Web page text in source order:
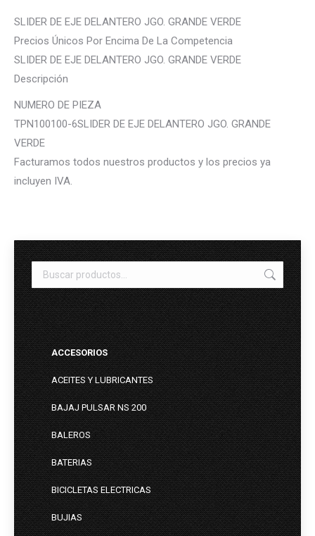
SLIDER DE EJE DELANTERO JGO. GRANDE VERDE
Precios Únicos Por Encima De La Competencia
SLIDER DE EJE DELANTERO JGO. GRANDE VERDE
Descripción
NUMERO DE PIEZA
TPN100100-6SLIDER DE EJE DELANTERO JGO. GRANDE
VERDE
Facturamos todos nuestros productos y los precios ya
incluyen IVA.
ACCESORIOS
ACEITES Y LUBRICANTES
BAJAJ PULSAR NS 200
BALEROS
BATERIAS
BICICLETAS ELECTRICAS
BUJIAS